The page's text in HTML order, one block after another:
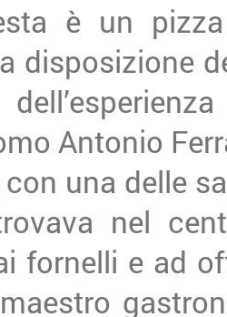
è un
disposizione
Antonio
una delle
nel
fornelli e ad